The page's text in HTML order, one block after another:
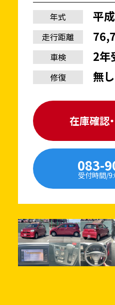
年式 平
走行距離
車検 2年
修復 無し
在庫確認
083-
受付時間/